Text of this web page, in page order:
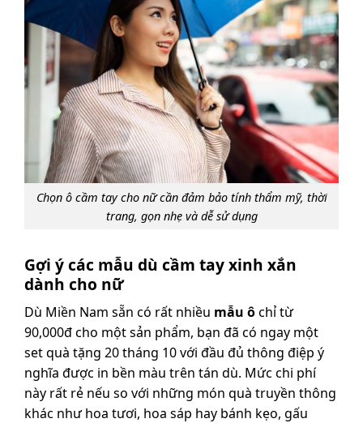
Chọn ô cầm tay cho nữ cần đảm bảo tính thẩm mỹ, thời
trang, gọn nhẹ và dễ sử dụng
Gợi ý các mẫu dù cầm tay xinh xắn
dành cho nữ
Dù Miền Nam sẵn có rất nhiều mẫu ôchỉ từ
90,000đ cho một sản phẩm, bạn đã có ngay một
set quà tặng 20 tháng 10 với đầu đủ thông điệp ý
nghĩa được in bền màu trên tán dù. Mức chi phí
này rất rẻ nếu so với những món quà truyền thông
khác như hoa tươi, hoa sáp hay bánh kẹo, gấu